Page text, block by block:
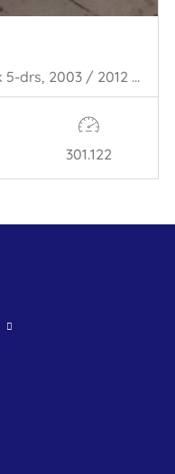
1 serie (E87/87N), Hatchback 5-drs, 2003 / 2012 116i 1.6 16V
301.122